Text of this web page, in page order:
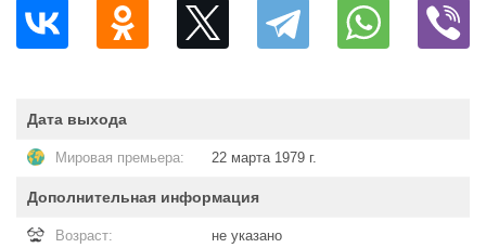
Дата выхода
Мировая премьера: 22 марта 1979 г.
Дополнительная информация
Возраст: не указано